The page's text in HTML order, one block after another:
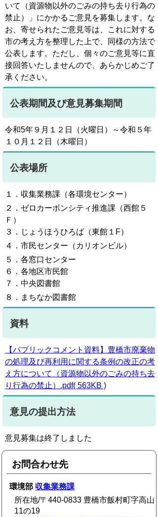
いて（資源物以外のごみの持ち去り行為の
禁止）」にかかるご意見を募集します。な
お、寄せられたご意見等は、これに対する
市の考え方を整理した上で、同様の方法で
公表します。ただし、個々のご意見等に直
接回答いたしませんので、あらかじめご了
承ください。
公表期間及び意見募集期間
令和5年９月１２日（火曜日）～令和５年
１０月１２日（木曜日）
公表場所
１．収集業務課（各環境センター）
２．ゼロカーボンシティ推進課（西館５
Ｆ）
３．じょうほうひろば（東館１F）
４．市民センター（カリオンビル）
５．各窓口センター
６．各地区市民館
７．中央図書館
８．まちなか図書館
資料
【パブリックコメント資料】豊橋市廃棄物
の処理及び再利用に関する条例の改正の考
え方について（資源物以外のごみの持ち去
り行為の禁止）.pdf( 563KB )
意見の提出方法
意見募集は終了しました
お問合わせ先
環境部 収集業務課
所在地/〒440-0833 豊橋市飯村町字高山
11の19